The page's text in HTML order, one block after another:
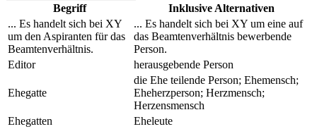
Begriff
Inklusive Alternativen
... Es handelt sich bei XY
um den Aspiranten für das
Beamtenverhältnis.
... Es handelt sich bei XY um eine auf
das Beamtenverhältnis bewerbende
Person.
Editor
herausgebende Person
Ehegatte
die Ehe teilende Person; Ehemensch;
Eheherzperson; Herzmensch;
Herzensmensch
Ehegatten
Eheleute